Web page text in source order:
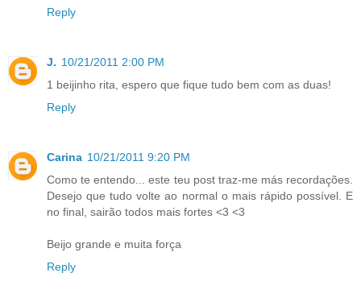
Reply
J. 10/21/2011 2:00 PM
1 beijinho rita, espero que fique tudo bem com as duas!
Reply
Carina 10/21/2011 9:20 PM
Como te entendo... este teu post traz-me más recordações.
Desejo que tudo volte ao normal o mais rápido possível. E
no final, sairão todos mais fortes <3 <3
Beijo grande e muita força
Reply